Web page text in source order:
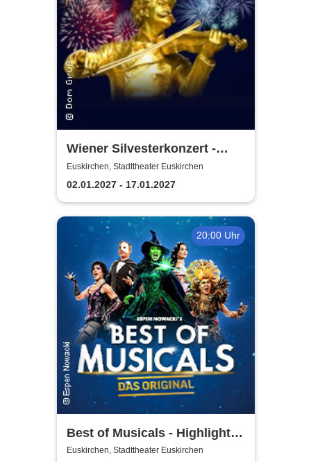
Wiener Silvesterkonzert -
Wiener Neujahrskonzert
Euskirchen, Stadttheater Euskirchen
02.01.2027 - 17.01.2027
20:00 Uhr
Best of Musicals - Highlights
aus über 20 Musicals
Euskirchen, Stadttheater Euskirchen